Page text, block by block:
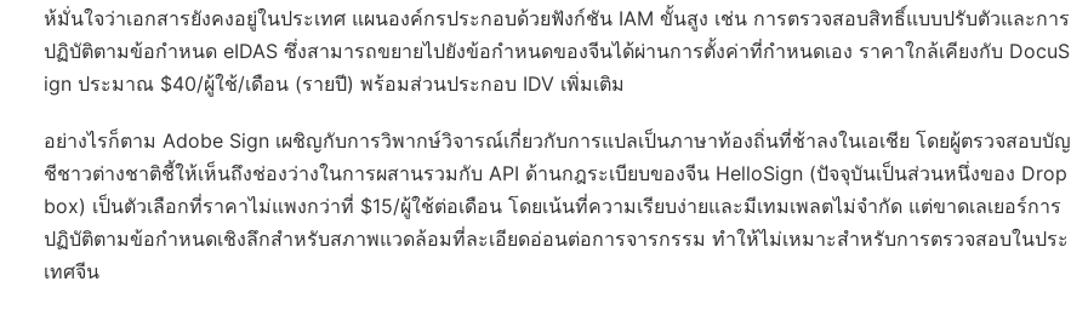
ห้มั่นใจว่าเอกสารยังคงอยู่ในประเทศ แผนองค์กรประกอบด้วยฟังก์ชัน IAM ขั้นสูง เช่น การตรวจสอบสิทธิ์แบบปรับตัวและการ
ปฏิบัติตามข้อกำหนด eIDAS ซึ่งสามารถขยายไปยังข้อกำหนดของจีนได้ผ่านการตั้งค่าที่กำหนดเอง ราคาใกล้เคียงกับ DocuS
ign ประมาณ $40/ผู้ใช้/เดือน (รายปี) พร้อมส่วนประกอบ IDV เพิ่มเติม
อย่างไรก็ตาม Adobe Sign เผชิญกับการวิพากษ์วิจารณ์เกี่ยวกับการแปลเป็นภาษาท้องถิ่นที่ช้าลงในเอเชีย โดยผู้ตรวจสอบบัญ
ชีชาวต่างชาติชี้ให้เห็นถึงช่องว่างในการผสานรวมกับ API ด้านกฎระเบียบของจีน HelloSign (ปัจจุบันเป็นส่วนหนึ่งของ Drop
box) เป็นตัวเลือกที่ราคาไม่แพงกว่าที่ $15/ผู้ใช้ต่อเดือน โดยเน้นที่ความเรียบง่ายและมีเทมเพลตไม่จำกัด แต่ขาดเลเยอร์การ
ปฏิบัติตามข้อกำหนดเชิงลึกสำหรับสภาพแวดล้อมที่ละเอียดอ่อนต่อการจารกรรม ทำให้ไม่เหมาะสำหรับการตรวจสอบในประ
เทศจีน